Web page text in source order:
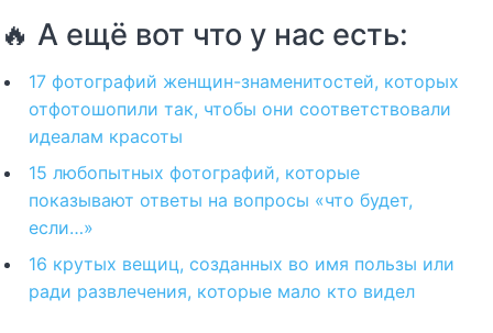
🔥 А ещё вот что у нас есть:
17 фотографий женщин-знаменитостей, которых
отфотошопили так, чтобы они соответствовали
идеалам красоты
15 любопытных фотографий, которые
показывают ответы на вопросы «что будет,
если…»
16 крутых вещиц, созданных во имя пользы или
ради развлечения, которые мало кто видел